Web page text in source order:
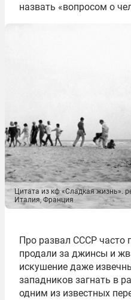
назвать «вопросом о
Цитата из кф «Сладкая жизнь».
Италия, Франция
Про развал СССР часто
продали за джинсы и
искушение даже
западников загнать в
одним из известных